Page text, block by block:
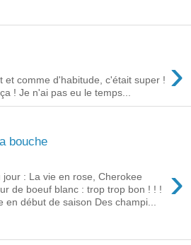
›
et comme d'habitude, c'était super !
! Je n'ai pas eu le temps...
bouche
›
jour : La vie en rose, Cherokee
de boeuf blanc : trop trop bon ! ! !
en début de saison Des champi...